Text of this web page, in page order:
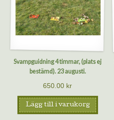
Svampguidning 4 timmar, (plats ej
bestämd). 23 augusti.
650.00 kr
Lägg till i varukorg